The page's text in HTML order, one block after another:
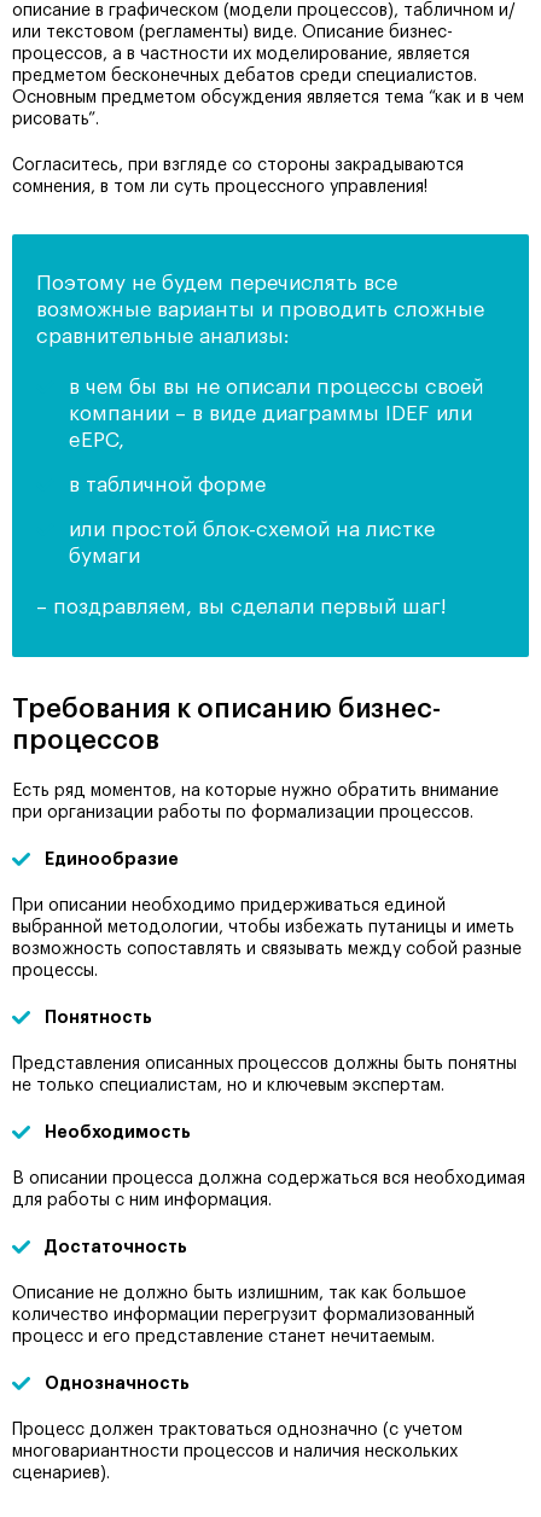
описание в графическом (модели процессов), табличном и/
или текстовом (регламенты) виде. Описание бизнес-
процессов, а в частности их моделирование, является
предметом бесконечных дебатов среди специалистов.
Основным предметом обсуждения является тема “как и в чем
рисовать”.
Согласитесь, при взгляде со стороны закрадываются
сомнения, в том ли суть процессного управления!
Поэтому не будем перечислять все
возможные варианты и проводить сложные
сравнительные анализы:
в чем бы вы не описали процессы своей
компании – в виде диаграммы IDEF или
eEPC,
в табличной форме
или простой блок-схемой на листке
бумаги
– поздравляем, вы сделали первый шаг!
Требования к описанию бизнес-
процессов
Есть ряд моментов, на которые нужно обратить внимание
при организации работы по формализации процессов.
Единообразие
При описании необходимо придерживаться единой
выбранной методологии, чтобы избежать путаницы и иметь
возможность сопоставлять и связывать между собой разные
процессы.
Понятность
Представления описанных процессов должны быть понятны
не только специалистам, но и ключевым экспертам.
Необходимость
В описании процесса должна содержаться вся необходимая
для работы с ним информация.
Достаточность
Описание не должно быть излишним, так как большое
количество информации перегрузит формализованный
процесс и его представление станет нечитаемым.
Однозначность
Процесс должен трактоваться однозначно (с учетом
многовариантности процессов и наличия нескольких
сценариев).